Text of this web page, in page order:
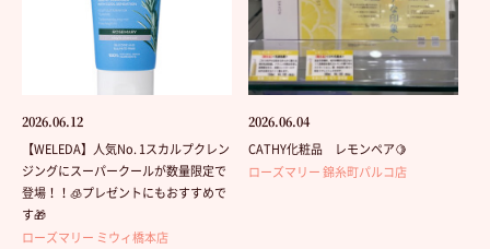
2026.06.12
【WELEDA】人気No. 1スカルプクレン
ジングにスーパークールが数量限定で
登場！！🧊プレゼントにもおすすめで
す🎁
ローズマリー ミウィ橋本店
2026.06.04
CATHY化粧品 レモンペア🍋
ローズマリー 錦糸町パルコ店